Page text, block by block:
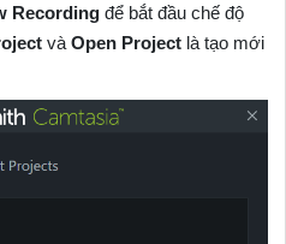
Recording để bắt đầu chế độ
vàOpen Project là tạo mới